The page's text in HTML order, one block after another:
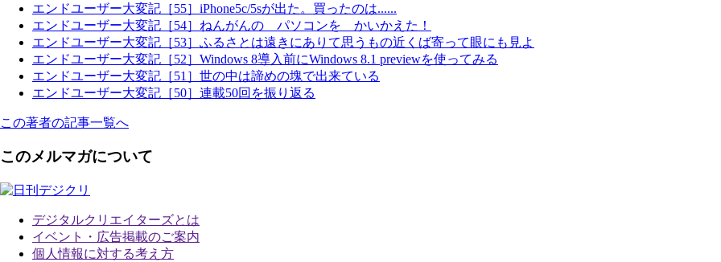
エンドユーザー大変記［55］iPhone5c/5sが出た。買ったのは......
エンドユーザー大変記［54］ねんがんの パソコンを かいかえた！
エンドユーザー大変記［53］ふるさとは遠きにありて思うもの近くば寄って眼にも見よ
エンドユーザー大変記［52］Windows 8導入前にWindows 8.1 previewを使ってみる
エンドユーザー大変記［51］世の中は諦めの塊で出来ている
エンドユーザー大変記［50］連載50回を振り返る
この著者の記事一覧へ
このメルマガについて
デジタルクリエイターズとは
イベント・広告掲載のご案内
個人情報に対する考え方